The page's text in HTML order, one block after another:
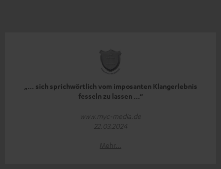
„… sich sprichwörtlich vom imposanten Klangerlebnis
fesseln zu lassen …“
www.myc-media.de
22.03.2024
Mehr...